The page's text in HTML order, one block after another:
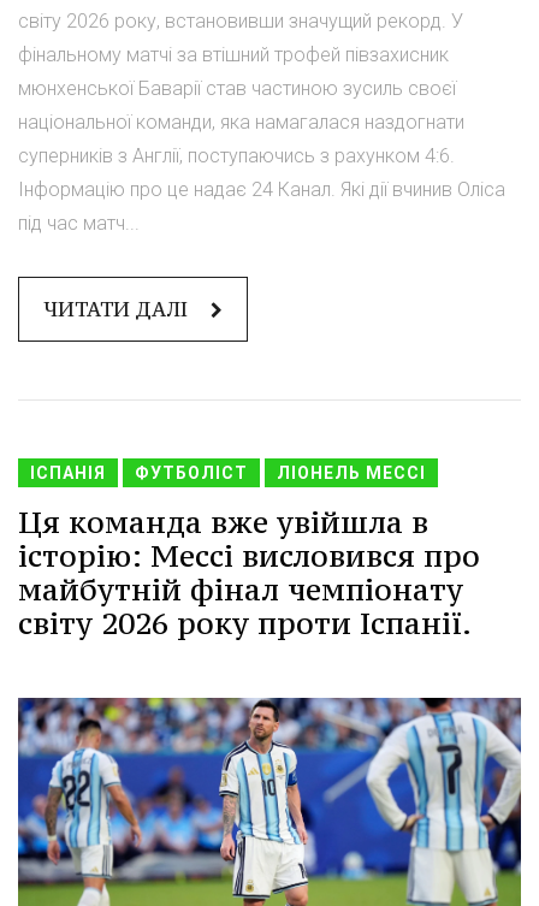
світу 2026 року, встановивши значущий рекорд. У
фінальному матчі за втішний трофей півзахисник
мюнхенської Баварії став частиною зусиль своєї
національної команди, яка намагалася наздогнати
суперників з Англії, поступаючись з рахунком 4:6.
Інформацію про це надає 24 Канал. Які дії вчинив Оліса
під час матч...
ЧИТАТИ ДАЛІ
ІСПАНІЯ ФУТБОЛІСТ ЛІОНЕЛЬ МЕССІ
Ця команда вже увійшла в
історію: Мессі висловився про
майбутній фінал чемпіонату
світу 2026 року проти Іспанії.